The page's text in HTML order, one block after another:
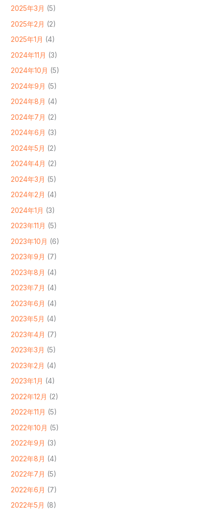
2025年3月 (5)
2025年2月 (2)
2025年1月 (4)
2024年11月 (3)
2024年10月 (5)
2024年9月 (5)
2024年8月 (4)
2024年7月 (2)
2024年6月 (3)
2024年5月 (2)
2024年4月 (2)
2024年3月 (5)
2024年2月 (4)
2024年1月 (3)
2023年11月 (5)
2023年10月 (6)
2023年9月 (7)
2023年8月 (4)
2023年7月 (4)
2023年6月 (4)
2023年5月 (4)
2023年4月 (7)
2023年3月 (5)
2023年2月 (4)
2023年1月 (4)
2022年12月 (2)
2022年11月 (5)
2022年10月 (5)
2022年9月 (3)
2022年8月 (4)
2022年7月 (5)
2022年6月 (7)
2022年5月 (8)